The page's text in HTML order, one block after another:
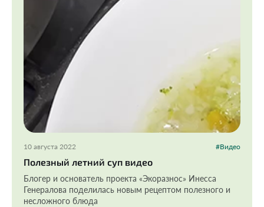
10 августа 2022 #Видео
Полезный летний суп видео
Блогер и основатель проекта «Экоразнос» Инесса
Генералова поделилась новым рецептом полезного и
несложного блюда